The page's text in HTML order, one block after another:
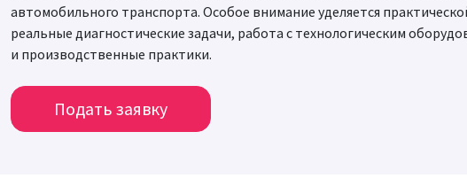
автомобильного транспорта. Особое внимание уделяется
реальные диагностические задачи, работа с технологическим
и производственные практики.
Подать заявку